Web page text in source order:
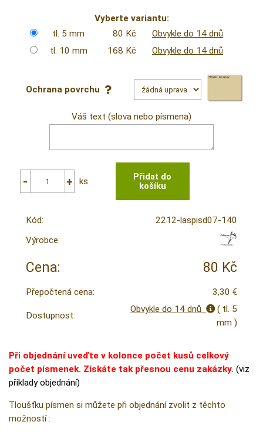
Vyberte variantu:
tl. 5 mm
80 Kč
Obvykle do 14 dnů
tl. 10 mm
168 Kč Obvykle do 14 dnů
Ochrana povrchu
Váš text (slova nebo písmena)
ks
Kód:
2212-laspisd07-140
Výrobce:
Cena: 80 Kč
Přepočtená cena: 3,30 €
Dostupnost:
Obvykle do 14 dnů
( tl. 5
mm )
Při objednání uveďte v kolonce počet kusů celkový
počet písmenek. Získáte tak přesnou cenu zakázky. (viz
příklady objednání)
Tloušťku písmen si můžete při objednání zvolit z těchto
možností :